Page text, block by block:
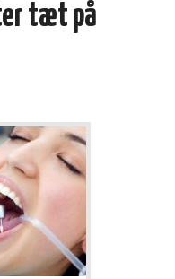
tæt på